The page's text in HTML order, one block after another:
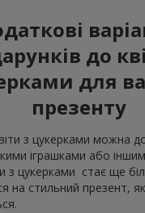
до
для
презенту
з цукерками можна
іграшками або
з цукерками стає ще
на стильний презент,